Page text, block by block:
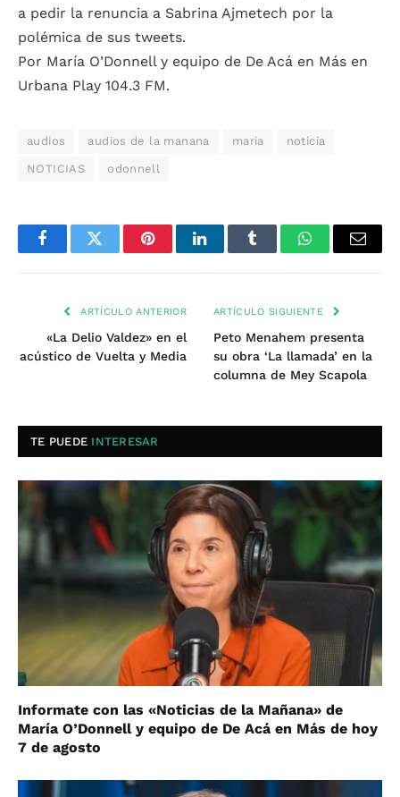
a pedir la renuncia a Sabrina Ajmetech por la
polémica de sus tweets.
Por María O’Donnell y equipo de De Acá en Más en
Urbana Play 104.3 FM.
audios audios de la manana maria noticia
NOTICIAS odonnell
FacebookTwitter PinterestLinkedInTumblr WhatsAppEmail
ARTÍCULO ANTERIOR
«La Delio Valdez» en el
acústico de Vuelta y Media
ARTÍCULO SIGUIENTE
Peto Menahem presenta
su obra ‘La llamada’ en la
columna de Mey Scapola
TE PUEDE INTERESAR
Informate con las «Noticias de la Mañana» de
María O’Donnell y equipo de De Acá en Más de hoy
7 de agosto